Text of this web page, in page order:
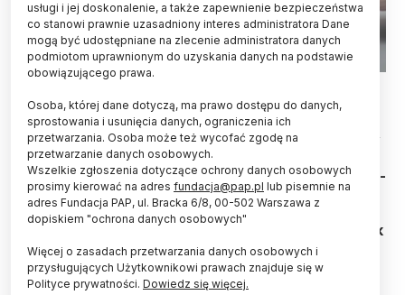
Fot. Adobe Stock
Nowe techniki manipulacji genetycznej roślin są
dużo bezpieczniejsze od starszych. Potrzebujemy
znacznej liberalizacji przepisów odnośnie badań
nad takimi roślinami i wprowadzania ich do upraw -
przekonuje w rozmowie z PAP prof. dr hab. inż.
Rafał Barański. "Pomysł Komisji Europejskiej, aby
złagodzić regulacje odnośnie nowych GMO to krok
w dobrym kierunku" - dodał kierownik Katedry
Biologii Roślin i Biotechnologii Uniwersytetu
Rolniczego w Krakowie.
usługi i jej doskonalenie, a także zapewnienie bezpieczeństwa
co stanowi prawnie uzasadniony interes administratora Dane
mogą być udostępniane na zlecenie administratora danych
podmiotom uprawnionym do uzyskania danych na podstawie
obowiązującego prawa.
Osoba, której dane dotyczą, ma prawo dostępu do danych,
sprostowania i usunięcia danych, ograniczenia ich
przetwarzania. Osoba może też wycofać zgodę na
przetwarzanie danych osobowych.
Wszelkie zgłoszenia dotyczące ochrony danych osobowych
prosimy kierować na adres fundacja@pap.pl lub pisemnie na
adres Fundacja PAP, ul. Bracka 6/8, 00-502 Warszawa z
dopiskiem "ochrona danych osobowych"
Więcej o zasadach przetwarzania danych osobowych i
przysługujących Użytkownikowi prawach znajduje się w
Polityce prywatności. Dowiedz się więcej.